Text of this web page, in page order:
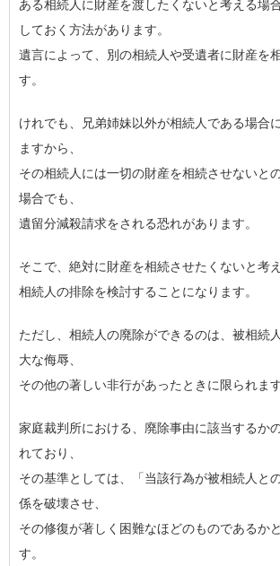
ある相続人に財産を渡したくないと考える場合
しておく方法があります。
遺言によって、別の相続人や受遺者に財産を
す。
けれでも、兄弟姉妹以外が相続人である場合
ますから、
その相続人には一切の財産を相続させないと
場合でも、
遺留分減殺請求をされる恐れがあります。
そこで、絶対に財産を相続させたくないと考
相続人の排除を検討することになります。
ただし、相続人の廃除ができるのは、被相続
大な侮辱、
その他の著しい非行があったときに限られます
家庭裁判所における、廃除事由に該当するか
れており、
その基準としては、「当該行為が被相続人と
係を破壊させ、
その修復が著しく困難なほどのものであるか
す。